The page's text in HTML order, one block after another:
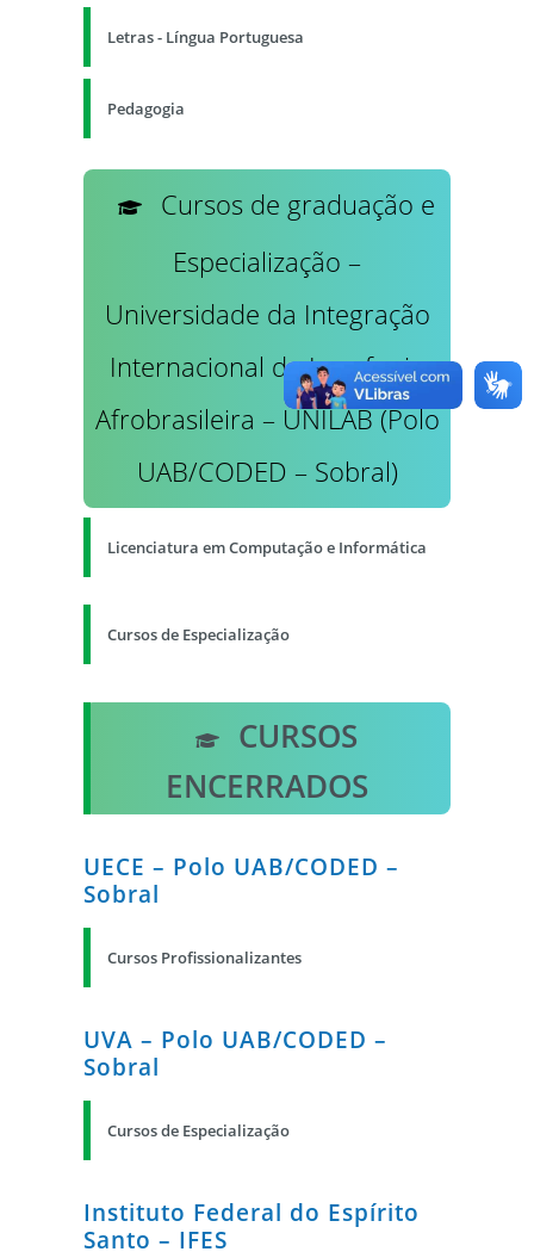
Letras - Língua Portuguesa
Pedagogia
Cursos de graduação e
Especialização –
Universidade da Integração
Internacional da Lusofonia
Afrobrasileira – UNILAB (Polo
UAB/CODED – Sobral)
Licenciatura em Computação e Informática
Cursos de Especialização
CURSOS
ENCERRADOS
UECE – Polo UAB/CODED –
Sobral
Cursos Profissionalizantes
UVA – Polo UAB/CODED –
Sobral
Cursos de Especialização
Instituto Federal do Espírito
Santo – IFES